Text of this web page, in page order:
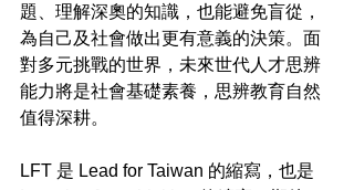
題、理解深奧的知識，也能避免盲從，
為自己及社會做出更有意義的決策。面
對多元挑戰的世界，未來世代人才思辨
能力將是社會基礎素養，思辨教育自然
值得深耕。
LFT 是 Lead for Taiwan 的縮寫，也是